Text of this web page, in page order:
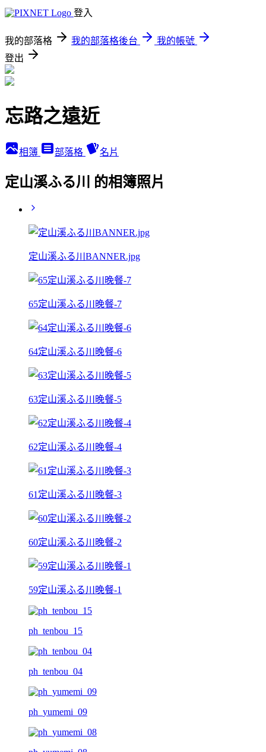
登入
我的部落格 我的部落格後台
我的帳號
登出
忘路之遠近
相簿 部落格 名片
定山溪ふる川 的相簿照片
定山溪ふる川BANNER.jpg
65定山溪ふる川晚餐-7
64定山溪ふる川晚餐-6
63定山溪ふる川晚餐-5
62定山溪ふる川晚餐-4
61定山溪ふる川晚餐-3
60定山溪ふる川晚餐-2
59定山溪ふる川晚餐-1
ph_tenbou_15
ph_tenbou_04
ph_yumemi_09